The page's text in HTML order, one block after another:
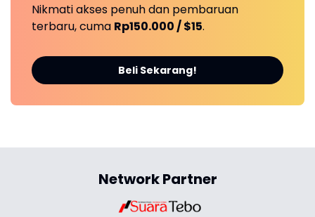
Nikmati akses penuh dan pembaruan
terbaru, cuma Rp150.000 / $15.
Beli Sekarang!
Network Partner